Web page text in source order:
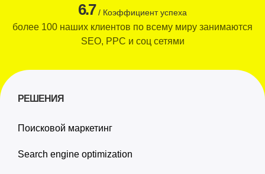
6.7 / Коэффициент успеха
более 100 наших клиентов по всему миру занимаются
SEO, PPC и соц сетями
РЕШЕНИЯ
Поисковой маркетинг
Search engine optimization